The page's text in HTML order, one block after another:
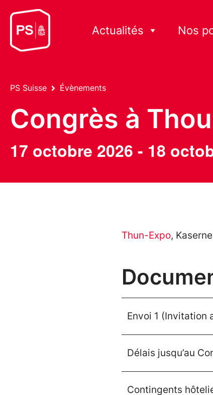
Actualités Nos
PS Suisse Évènements
Congrès à
17 octobre 2026 - 18
Thun-Expo,
Envoi 1 (Invitation
Délais jusqu’au
Contingents